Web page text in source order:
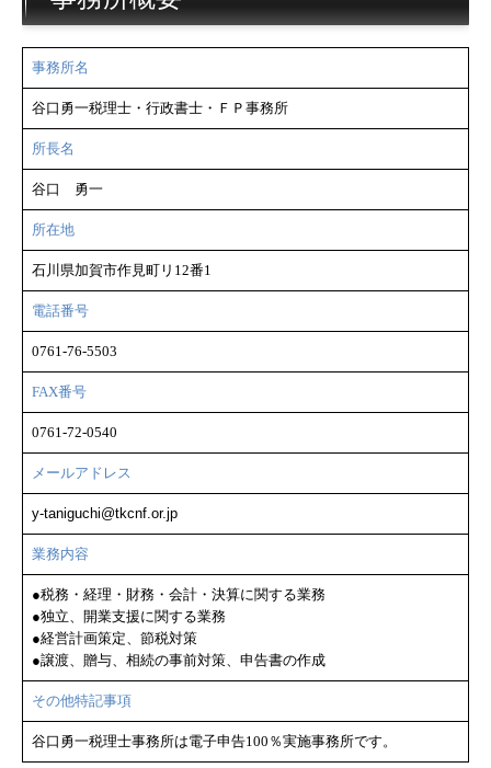
事務所名
谷口勇一税理士・行政書士・ＦＰ事務所
所長名
谷口 勇一
所在地
石川県加賀市作見町リ12番1
電話番号
0761-76-5503
FAX番号
0761-72-0540
メールアドレス
y-taniguchi@tkcnf.or.jp
業務内容
●税務・経理・財務・会計・決算に関する業務
●独立、開業支援に関する業務
●経営計画策定、節税対策
●譲渡、贈与、相続の事前対策、申告書の作成
その他特記事項
谷口勇一税理士事務所は電子申告100％実施事務所です。